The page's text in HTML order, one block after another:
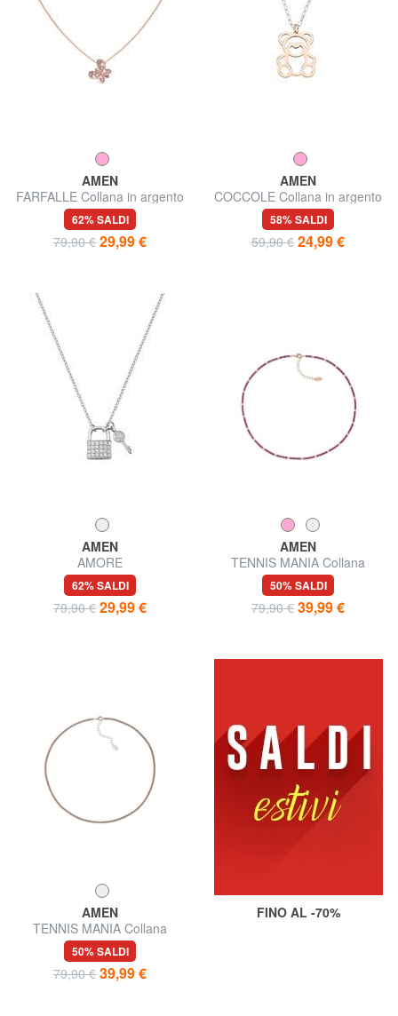
AMEN
FARFALLE Collana in argento
con zirconi
62% SALDI
79,90 € 29,99 €
AMEN
COCCOLE Collana in argento
con charm orsetto
58% SALDI
59,90 € 24,99 €
AMEN
AMORE
62% SALDI
79,90 € 29,99 €
AMEN
TENNIS MANIA Collana
girocollo con zirconi
50% SALDI
79,90 € 39,99 €
AMEN
TENNIS MANIA Collana
girocollo con zirconi
50% SALDI
79,90 € 39,99 €
FINO AL -70%